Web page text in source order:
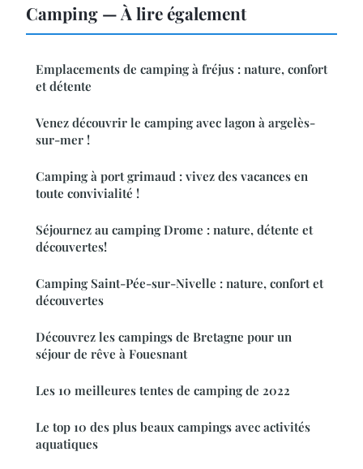
Camping — À lire également
Emplacements de camping à fréjus : nature, confort
et détente
Venez découvrir le camping avec lagon à argelès-
sur-mer !
Camping à port grimaud : vivez des vacances en
toute convivialité !
Séjournez au camping Drome : nature, détente et
découvertes!
Camping Saint-Pée-sur-Nivelle : nature, confort et
découvertes
Découvrez les campings de Bretagne pour un
séjour de rêve à Fouesnant
Les 10 meilleures tentes de camping de 2022
Le top 10 des plus beaux campings avec activités
aquatiques